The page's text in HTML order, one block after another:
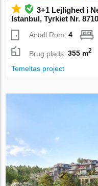
3+1 Lejlighed i
Istanbul, Tyrkiet Nr.
Antall Rom:4
Brug plads:355 m2
Temeltas project